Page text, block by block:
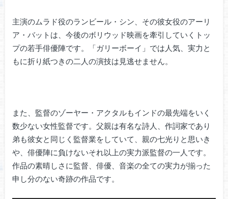
主演のムラド役のランビール・シン、その彼女役のアーリ
ア・バットは、今後のボリウッド映画を牽引していくトッ
プの若手俳優陣です。「ガリーボーイ」では人気、実力と
もに折り紙つきの二人の演技は見逃せません。
また、監督のゾーヤー・アクタルもインドの最先端をいく
数少ない女性監督です。父親は有名な詩人、作詞家であり
弟も彼女と同じく監督業をしていて、親の七光りと思いき
や、俳優陣に負けないそれ以上の実力派監督の一人です。
作品の素晴しさに監督、俳優、音楽の全ての実力が揃った
申し分のない奇跡の作品です。